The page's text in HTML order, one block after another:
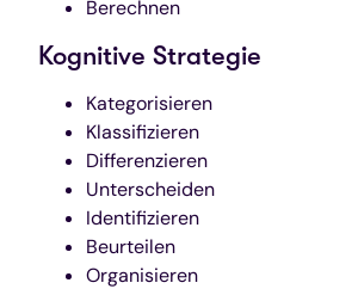
Berechnen
Kognitive Strategie
Kategorisieren
Klassifizieren
Differenzieren
Unterscheiden
Identifizieren
Beurteilen
Organisieren